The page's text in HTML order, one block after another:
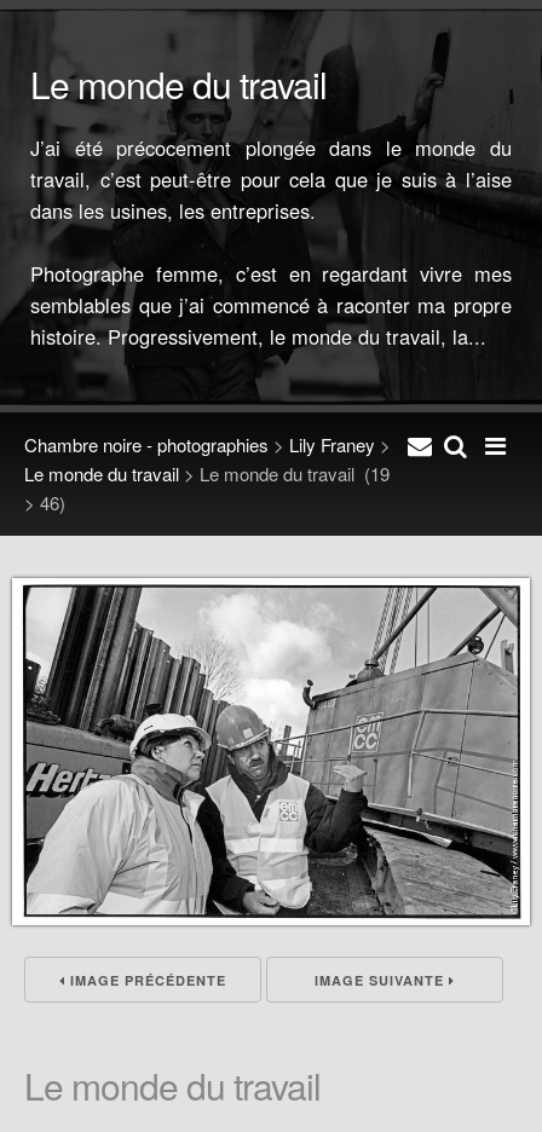
Le monde du travail
J’ai été précocement plongée dans le monde du
travail, c’est peut-être pour cela que je suis à l’aise
dans les usines, les entreprises.
Photographe femme, c’est en regardant vivre mes
semblables que j’ai commencé à raconter ma propre
histoire. Progressivement, le monde du travail, la...
Chambre noire - photographies > Lily Franey >
Le monde du travail > Le monde du travail (19
> 46)
IMAGE PRÉCÉDENTE IMAGE SUIVANTE
Le monde du travail